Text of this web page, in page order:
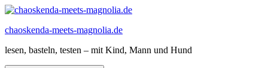
Zum
springen
chaoskenda-meets-magnolia.de
lesen, basteln, testen – mit Kind, Mann und Hund